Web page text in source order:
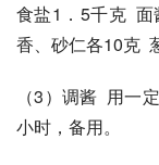
食盐1．5千克
香、砂仁各10克
（3）调酱  用一
小时，备用。